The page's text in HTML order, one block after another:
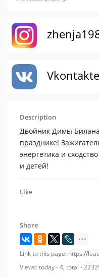
Vkontakte
Description
Двойник Димы
празднике!
энергетика и
и детей!
Like
Share
Link to this page: https://
Views: today - 4, total -